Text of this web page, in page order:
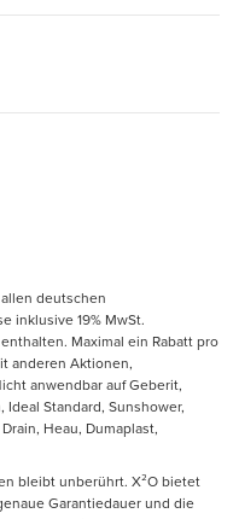
deutschen
inklusive 19% MwSt.
Maximal ein Rabatt pro
anderen Aktionen,
anwendbar auf Geberit,
Standard, Sunshower,
Heau, Dumaplast,
bleibt unberührt. X²O bietet
Garantiedauer und die